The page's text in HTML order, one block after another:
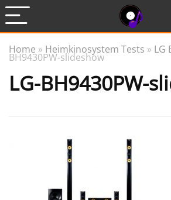
Home » Heimkinosystem Tests » LG
BH9430PW-slideshow
LG-BH9430PW-